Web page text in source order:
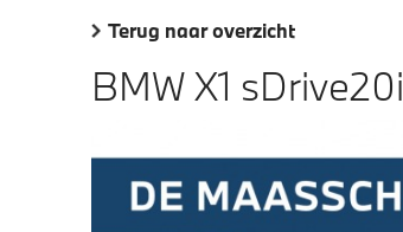
Terug naar overzicht
BMW X1 sDrive20i